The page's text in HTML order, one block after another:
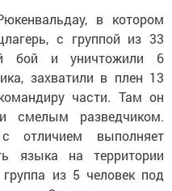
в котором
с группой из 33
бой и уничтожили 6
захватили в плен 13
части. Там он
смелым разведчиком.
отличием выполняет
языка на территории
из 5 человек под